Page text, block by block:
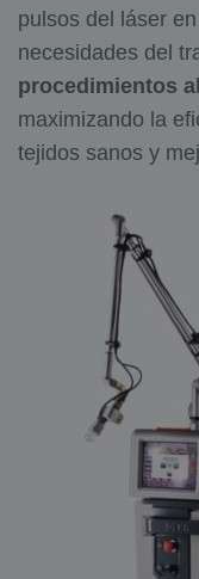
pulsos del láser
necesidades del
procedimientos
maximizando la
tejidos sanos y